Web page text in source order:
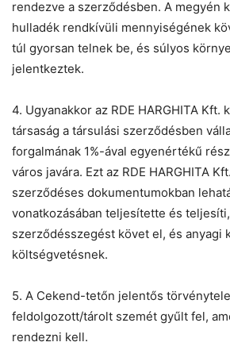
rendezve a szerződésben. A megyén
hulladék rendkívüli mennyiségének
túl gyorsan telnek be, és súlyos
jelentkeztek.
4. Ugyanakkor az RDE HARGHITA
társaság a társulási szerződésben
forgalmának 1%-ával egyenértékű
város javára. Ezt az RDE HARGHITA
szerződéses dokumentumokban
vonatkozásában teljesítette és
szerződésszegést követ el, és anyagi
költségvetésnek.
5. A Cekend-tetőn jelentős
feldolgozott/tárolt szemét gyűlt fel,
rendezni kell.